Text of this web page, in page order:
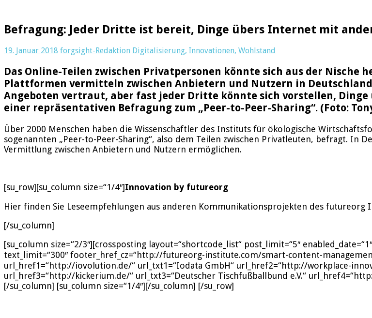
Befragung: Jeder Dritte ist bereit, Dinge übers Internet mit
19. Januar 2018 forgsight-Redaktion Digitalisierung, Innovationen, Wohlstand
Das Online-Teilen zwischen Privatpersonen könnte sich aus der
Plattformen vermitteln zwischen Anbietern und Nutzern in
Angeboten vertraut, aber fast jeder Dritte könnte sich vorstellen,
einer repräsentativen Befragung zum „Peer-to-Peer-Sharing“. (Foto:
Über 2000 Menschen haben die Wissenschaftler des Instituts für ökologische
sogenannten „Peer-to-Peer-Sharing“, also dem Teilen zwischen Privatleuten, befragt.
Vermittlung zwischen Anbietern und Nutzern ermöglichen.
[su_row][su_column size=“1/4″]Innovation by futureorg
Hier finden Sie Leseempfehlungen aus anderen Kommunikationsprojekten des futureorg
[/su_column]
[su_column size=“2/3″][crossposting layout=“shortcode_list“ post_limit=“5″
text_limit=“300″ footer_href_cz=“http://futureorg-institute.com/smart-content-
url_href1=“http://iovolution.de/“ url_txt1=“Iodata GmbH“ url_href2=“http://workplace-
url_href3=“http://kickerium.de/“ url_txt3=“Deutscher Tischfußballbund e.V.“
[/su_column] [su_column size=“1/4″][/su_column] [/su_row]